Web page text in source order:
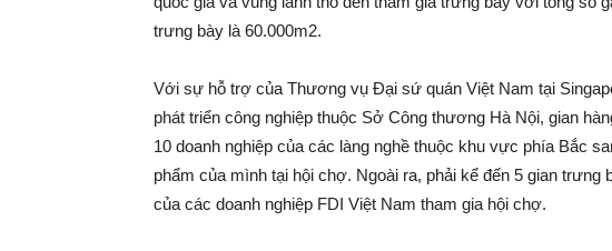
trưng bày là 60.000m2.
Với sự hỗ trợ của Thương vụ Đại sứ quán Việt Nam tại
phát triển công nghiệp thuộc Sở Công thương Hà Nội, gian
10 doanh nghiệp của các làng nghề thuộc khu vực phía Bắc
phẩm của mình tại hội chợ. Ngoài ra, phải kể đến 5 gian trưng
của các doanh nghiệp FDI Việt Nam tham gia hội chợ.